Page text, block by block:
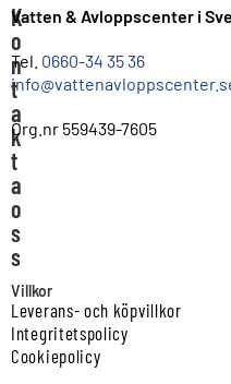
K
o
n
t
a
k
t
a
o
s
s
Vatten & Avloppscenter i
Tel. 0660-34 35 36
Org.nr 559439-7605
Villkor
Leverans- och köpvillkor
Integritetspolicy
Cookiepolicy